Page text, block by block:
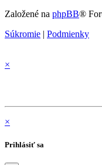
Založené na phpBB®
Súkromie | Podmienky
×
×
Prihlásiť sa